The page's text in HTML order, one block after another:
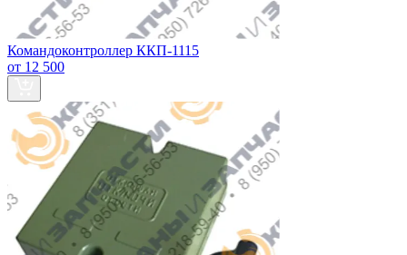
Командоконтроллер ККП-1115
от 12 500